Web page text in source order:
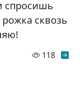
спросишь
сквозь
118